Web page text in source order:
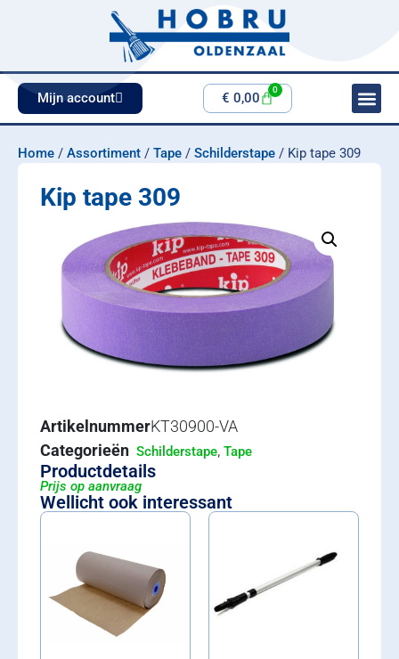
Mijn account € 0,00
0
Home / Assortiment / Tape / Schilderstape / Kip tape 309
Kip tape 309
ArtikelnummerKT30900-VA
Categorieën Schilderstape, Tape
Productdetails
Prijs op aanvraag
Wellicht ook interessant